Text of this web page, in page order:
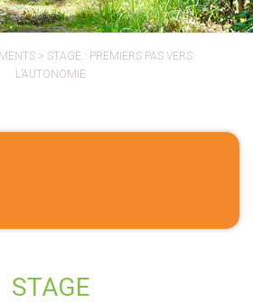
> STAGE : PREMIERS PAS VERS
L’AUTONOMIE
STAGE